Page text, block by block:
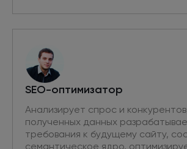
SEO-оптимизатор
Анализирует спрос и
полученных данных
требования к будущему сайту,
семантическое ядро,